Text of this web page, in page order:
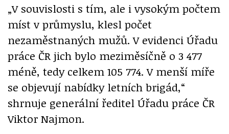
„V souvislosti s tím, ale i vysokým počtem
míst v průmyslu, klesl počet
nezaměstnaných mužů. V evidenci Úřadu
práce ČR jich bylo meziměsíčně o 3 477
méně, tedy celkem 105 774. V menší míře
se objevují nabídky letních brigád,“
shrnuje generální ředitel Úřadu práce ČR
Viktor Najmon.